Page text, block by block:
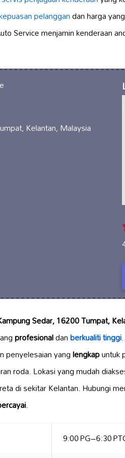
pelanggandan harga
Service menjamin kenderaan
Kelantan, Malaysia
Sedar, 16200 Tumpat,
profesionaldanberkualiti tinggi
penyelesaian yanglengkapuntuk
roda. Lokasi yang mudah
di sekitar Kelantan. Hubungi
.
9:00 PG–6:30